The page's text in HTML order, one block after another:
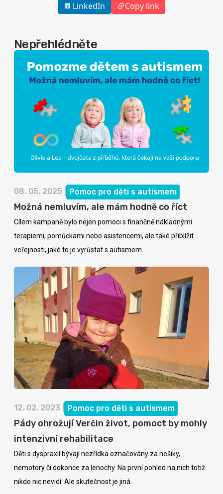
LinkedIn
Copy link
Nepřehlédněte
08. 05. 2025 | Pomoc pro děti s autismem
Možná nemluvím, ale mám hodně co říct
Cílem kampaně bylo nejen pomoci s finančně nákladnými
terapiemi, pomůckami nebo asistencemi, ale také přiblížit
veřejnosti, jaké to je vyrůstat s autismem.
12. 02. 2023 | Pomoc pro děti s autismem
Pády ohrožují Verčin život, pomoct by mohly
intenzivní rehabilitace
Děti s dyspraxií bývají nezřídka označovány za nešiky,
nemotory či dokonce za lenochy. Na první pohled na nich totiž
nikdo nic nevidí. Ale skutečnost je jiná.